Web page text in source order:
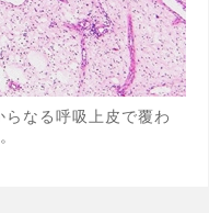
なる呼吸上皮で覆わ